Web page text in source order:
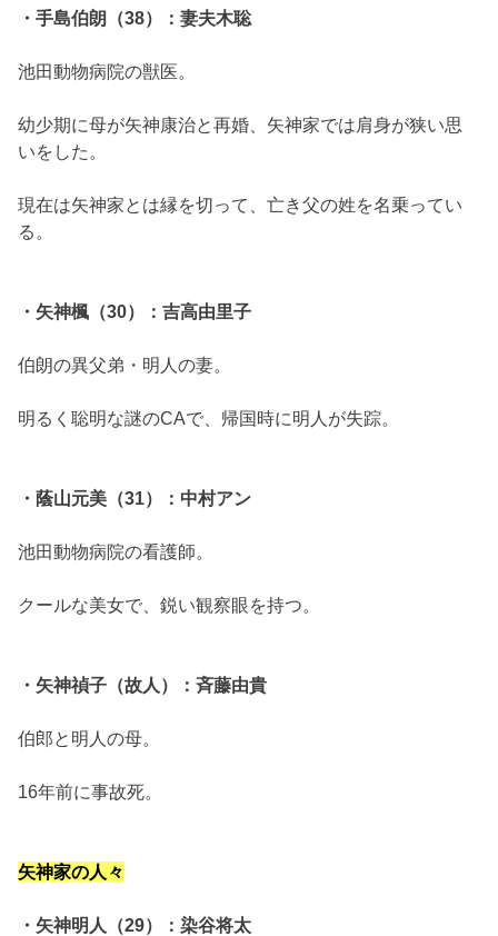
・手島伯朗（38）：妻夫木聡
池田動物病院の獣医。
幼少期に母が矢神康治と再婚、矢神家では肩身が狭い思
いをした。
現在は矢神家とは縁を切って、亡き父の姓を名乗ってい
る。
・矢神楓（30）：吉高由里子
伯朗の異父弟・明人の妻。
明るく聡明な謎のCAで、帰国時に明人が失踪。
・蔭山元美（31）：中村アン
池田動物病院の看護師。
クールな美女で、鋭い観察眼を持つ。
・矢神禎子（故人）：斉藤由貴
伯郎と明人の母。
16年前に事故死。
矢神家の人々
・矢神明人（29）：染谷将太